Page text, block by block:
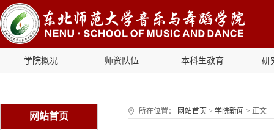
学院概况 师资队伍 本科生教育 研
网站首页 所在位置： 网站首页 > 学院新闻 > 正文